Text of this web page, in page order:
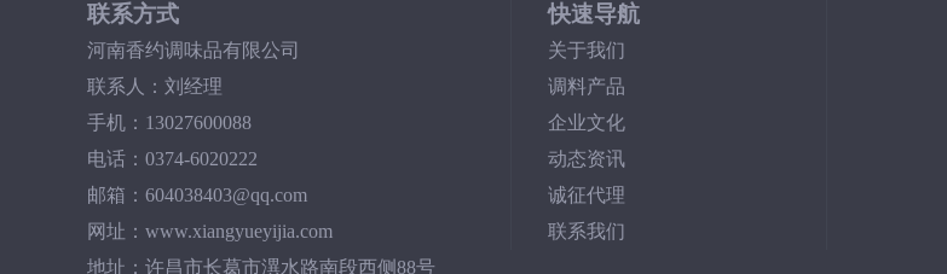
联系方式
河南香约调味品有限公司
联系人：刘经理
手机：13027600088
电话：0374-6020222
邮箱：604038403@qq.com
网址：www.xiangyueyijia.com
地址：许昌市长葛市潩水路南段西侧88号
快速导航
关于我们
调料产品
企业文化
动态资讯
诚征代理
联系我们